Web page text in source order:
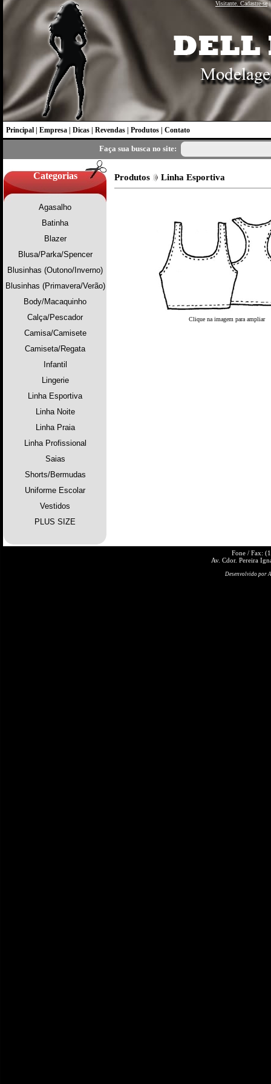
Visitante. Cadastre-se
Principal Empresa Dicas Revendas Produtos Contato
Faça sua busca no site:
Categorias
Agasalho
Batinha
Blazer
Blusa/Parka/Spencer
Blusinhas (Outono/Inverno)
Blusinhas (Primavera/Verão)
Body/Macaquinho
Calça/Pescador
Camisa/Camisete
Camiseta/Regata
Infantil
Lingerie
Linha Esportiva
Linha Noite
Linha Praia
Linha Profissional
Saias
Shorts/Bermudas
Uniforme Escolar
Vestidos
PLUS SIZE
Produtos Linha Esportiva
Clique na imagem para ampliar
Fone / Fax:
Av. Cdor. Pereira
Desenvolvido por